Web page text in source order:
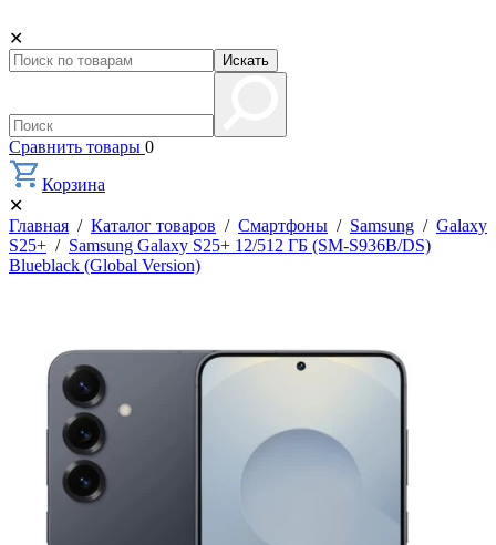
✕
Искать
Сравнить товары 0
Корзина
✕
Главная / Каталог товаров / Смартфоны / Samsung / Galaxy
S25+ / Samsung Galaxy S25+ 12/512 ГБ (SM-S936B/DS)
Blueblack (Global Version)